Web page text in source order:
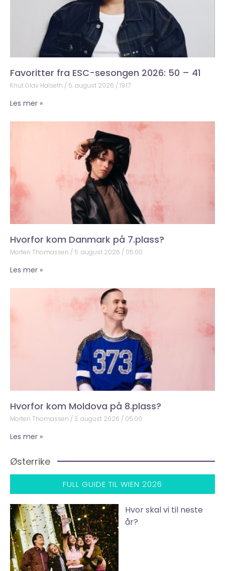
Favoritter fra ESC-sesongen 2026: 50 – 41
Knut Olav Halseth 5. august 2026 19:17
Les mer »
Hvorfor kom Danmark på 7.plass?
Morten Thomassen 5. august 2026 05:00
Les mer »
Hvorfor kom Moldova på 8.plass?
Morten Thomassen 3. august 2026 05:00
Les mer »
Østerrike
FULL GUIDE TIL WIEN 2026
Hvor skal vi til neste
år?